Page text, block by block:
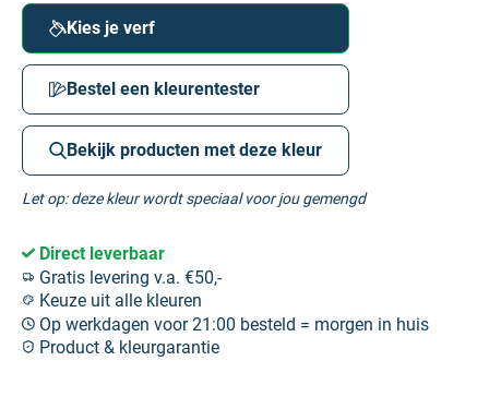
Kies je verf
Bestel een kleurentester
Bekijk producten met deze kleur
Let op: deze kleur wordt speciaal voor jou gemengd
Direct leverbaar
Gratis levering v.a. €50,-
Keuze uit alle kleuren
Op werkdagen voor 21:00 besteld = morgen in huis
Product & kleurgarantie